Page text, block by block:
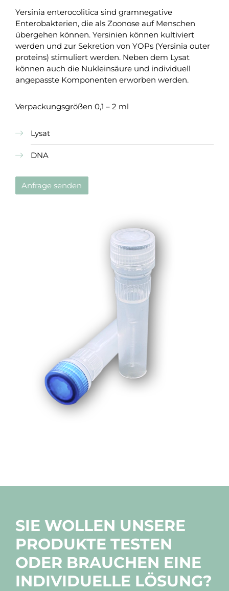
Yersinia enterocolitica sind gramnegative
Enterobakterien, die als Zoonose auf Menschen
übergehen können. Yersinien können kultiviert
werden und zur Sekretion von YOPs (Yersinia outer
proteins) stimuliert werden. Neben dem Lysat
können auch die Nukleinsäure und individuell
angepasste Komponenten erworben werden.
Verpackungsgrößen 0,1 – 2 ml
Lysat
DNA
Anfrage senden
SIE WOLLEN UNSERE
PRODUKTE TESTEN
ODER BRAUCHEN EINE
INDIVIDUELLE LÖSUNG?